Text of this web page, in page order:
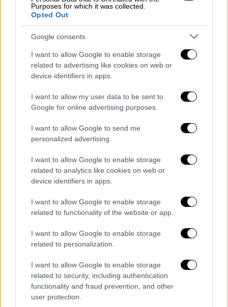
Purposes for which it was collected.
Opted Out
Google consents
I want to allow Google to enable storage
related to advertising like cookies on web or
device identifiers in apps.
I want to allow my user data to be sent to
Google for online advertising purposes.
I want to allow Google to send me
personalized advertising.
I want to allow Google to enable storage
related to analytics like cookies on web or
device identifiers in apps.
I want to allow Google to enable storage
related to functionality of the website or app.
I want to allow Google to enable storage
related to personalization.
I want to allow Google to enable storage
related to security, including authentication
functionality and fraud prevention, and other
user protection.
Χαρακτηρίζοντας ως πρόκληση τη νέα γενιά
μεταρρυθμίσεων
πως θα πρέπει να δοθεί έμφαση στην
παραγωγικότητα, διότι η Ελλάδα δεν είναι
σήμερα στοσημείο που θα έπρεπε
, ενώ θα
πρέπει να υπάρξει και δίκαιη διάχυση του
πλούτου. Θεμέλιο αυτής της
χαρακτήρισε τη δημοσιονομική
σταθερότητα, ενώ είπε πως θα υπάρξει και
νέα μείωση φόρων, η οποία θα
οριστικοποιηθεί και θα ανακοινωθεί το
Κομβικής σημασίας, σύμφωνα με τον κ.
Χατζηδάκη,είναι και η ολοκλήρωση των
ειδικών χωροταξικών σχεδίων για τουρισμό,
ΑΠΕ και βιομηχανία που αναμένεται άμεσα,
επιτάχυνση της απονομής Δικαιοσύνης, με τα
πρώτα αποτελέσματα να είναι ήδη ορατά στο
Πρωτοδικείο της Αθήνας.